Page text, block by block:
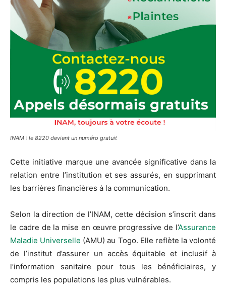
INAM : le 8220 devient un numéro gratuit
Cette initiative marque une avancée significative dans la
relation entre l’institution et ses assurés, en supprimant
les barrières financières à la communication.
Selon la direction de l’INAM, cette décision s’inscrit dans
le cadre de la mise en œuvre progressive de l’Assurance
Maladie Universelle (AMU) au Togo. Elle reflète la volonté
de l’institut d’assurer un accès équitable et inclusif à
l’information sanitaire pour tous les bénéficiaires, y
compris les populations les plus vulnérables.